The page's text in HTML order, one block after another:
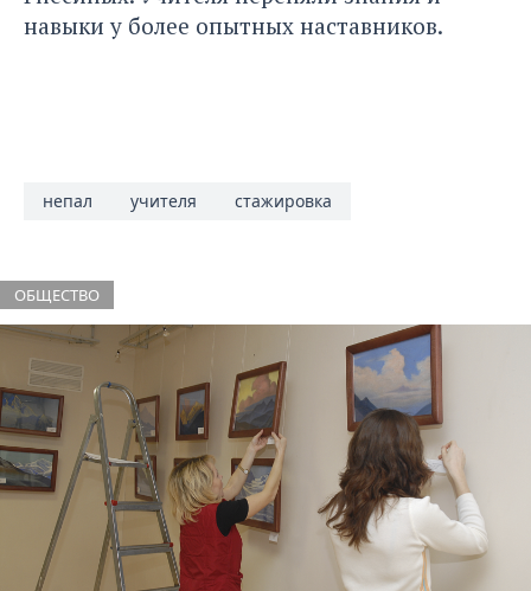
навыки у более опытных наставников.
непал учителя стажировка
ОБЩЕСТВО